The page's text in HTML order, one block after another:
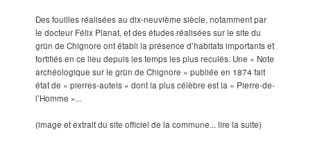
Des fouilles réalisées au dix-neuvième siècle, notamment par
le docteur Félix Planat, et des études réalisées sur le site du
grün de Chignore ont établi la présence d’habitats importants et
fortifiés en ce lieu depuis les temps les plus reculés. Une « Note
archéologique sur le grün de Chignore » publiée en 1874 fait
état de « pierres-autels » dont la plus célèbre est la « Pierre-de-
l’Homme »...
(image et extrait du site officiel de la commune... lire la suite)